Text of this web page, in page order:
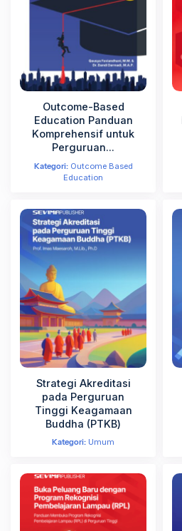
s
a
b
a
t
a
b
k
Outcome-Based
Education Panduan
Komprehensif untuk
Perguruan...
Kategori:Outcome Based
Education
Strategi Akreditasi
pada Perguruan
Tinggi Keagamaan
Buddha (PTKВ)
Kategori: Umum